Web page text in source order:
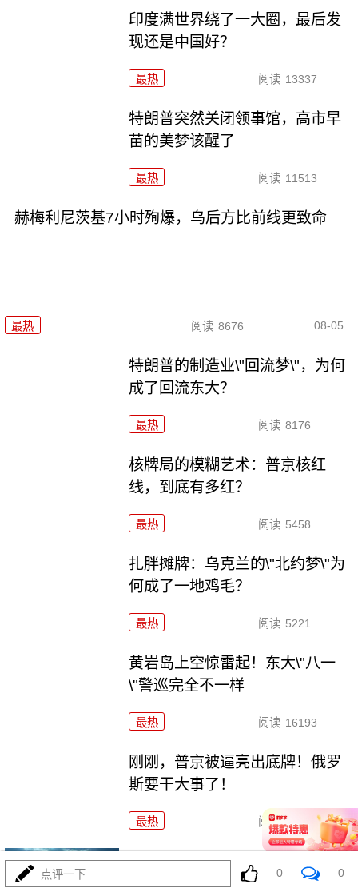
印度满世界绕了一大圈，最后发
现还是中国好？
最热 阅读 13337
特朗普突然关闭领事馆，高市早
苗的美梦该醒了
最热 阅读 11513
赫梅利尼茨基7小时殉爆，乌后方比前线更致命
最热 阅读 8676 08-05
特朗普的制造业\"回流梦\"，为何
成了回流东大？
最热 阅读 8176
核牌局的模糊艺术：普京核红
线，到底有多红？
最热 阅读 5458
扎胖摊牌：乌克兰的\"北约梦\"为
何成了一地鸡毛？
最热 阅读 5221
黄岩岛上空惊雷起！东大\"八一
\"警巡完全不一样
最热 阅读 16193
刚刚，普京被逼亮出底牌！俄罗
斯要干大事了！
最热 阅读 16337
官宣“核常兼备”！六爷挂弹反航
母，炸醒多少人
点评一下 0 0